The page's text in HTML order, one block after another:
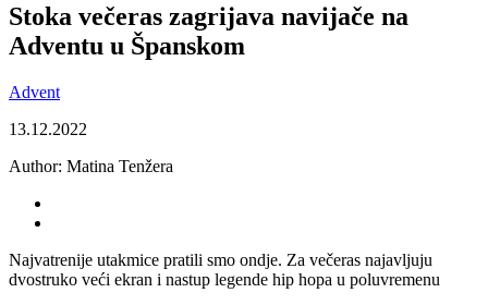
Stoka večeras zagrijava navijače na
Adventu u Španskom
Advent
13.12.2022
Author: Matina Tenžera
Najvatrenije utakmice pratili smo ondje. Za večeras najavljuju
dvostruko veći ekran i nastup legende hip hopa u poluvremenu